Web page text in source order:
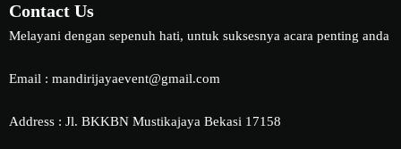
Contact Us
Melayani dengan sepenuh hati, untuk suksesnya acara penting anda
Email : mandirijayaevent@gmail.com
Address : Jl. BKKBN Mustikajaya Bekasi 17158